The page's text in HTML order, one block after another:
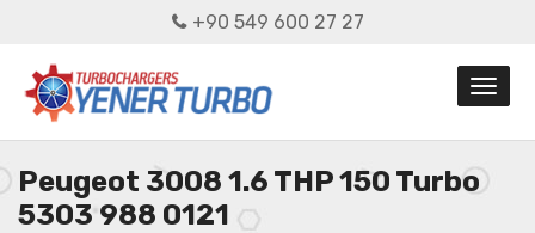
+90 549 600 27 27
Peugeot 3008 1.6 THP 150 Turbo
5303 988 0121